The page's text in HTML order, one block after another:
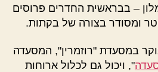
– בבראשית החדרים פרוסים
ומסודר בצורה של בקתות.
במסעדת "רוזמרין", המסעדה
", ויכול גם לכלול ארוחות